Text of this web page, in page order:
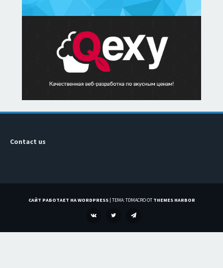
Contact us
САЙТ РАБОТАЕТ НА WORDPRESS | ТЕМА: TDMACRO ОТ THEMES HARBOR
TWITTER